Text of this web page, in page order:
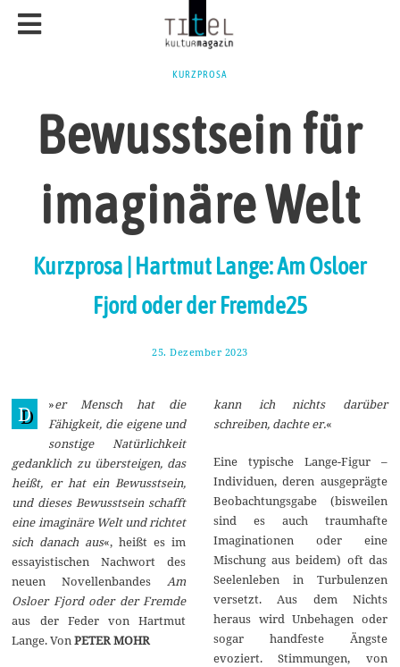
KURZPROSA
Bewusstsein für
imaginäre Welt
Kurzprosa | Hartmut Lange: Am Osloer
Fjord oder der Fremde25
25. Dezember 2023
u
a
2
0
2
4
»
D
er Mensch hat die
Fähigkeit, die eigene und
sonstige Natürlichkeit
gedanklich zu übersteigen, das
heißt, er hat ein Bewusstsein,
und dieses Bewusstsein schafft
eine imaginäre Welt und richtet
sich danach aus«, heißt es im
essayistischen Nachwort des
neuen Novellenbandes Am
Osloer Fjord oder der Fremde
aus der Feder von Hartmut
Lange. VonPETER MOHR
kann ich nichts darüber
schreiben, dachte er.«
Eine typische Lange-Figur –
Individuen, deren ausgeprägte
Beobachtungsgabe (bisweilen
sind es auch traumhafte
Imaginationen oder eine
Mischung aus beidem) oft das
Seelenleben in Turbulenzen
versetzt. Aus dem Nichts
heraus wird Unbehagen oder
sogar handfeste Ängste
evoziert. Stimmungen, von